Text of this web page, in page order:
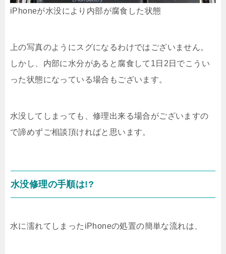
iPhoneが水没により内部が腐食した状態
上の写真のようにスグになるわけではございません。
しかし、内部に水分があると腐食して1日2日でこうい
った状態になっている場合もございます。
水没してしまっても、修理出来る場合がございますの
で諦めずご相談頂ければと思います。
水没修理の手順は!?
水に濡れてしまったiPhoneの処置の簡単な流れは、